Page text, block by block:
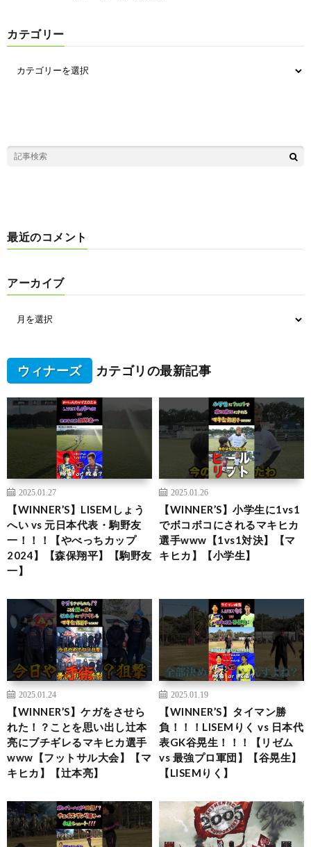
カテゴリー
最近のコメント
アーカイブ
ウィナーズ カテゴリの最新記事
2025.01.27
【WINNER’S】LISEMしょう
へい vs 元日本代表・駒野友
一！！！【やべっちカップ
2024】【森保翔平】【駒野友
一】
2025.01.26
【WINNER’S】小学生に1vs1
でボコボコにされるマキヒカ
選手www【1vs1対決】【マ
キヒカ】【小学生】
2025.01.24
【WINNER’S】ケガをさせら
れた！？ことを思い出し辻本
亮にブチギレるマキヒカ選手
www【フットサル大会】【マ
キヒカ】【辻本亮】
2025.01.19
【WINNER’S】タイマン勝
負！！！LISEMりく vs 日本代
表GK谷晃生！！！【リゼム
vs 最強プロ軍団】【谷晃生】
【LISEMりく】